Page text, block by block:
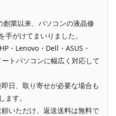
創業以来、パソコンの液晶修
がけてまいりました。
・Lenovo・Dell・ASUS・
トパソコンに幅広く対応して
日、取り寄せが必要な場合も
す。
いただけ、返送送料は無料で